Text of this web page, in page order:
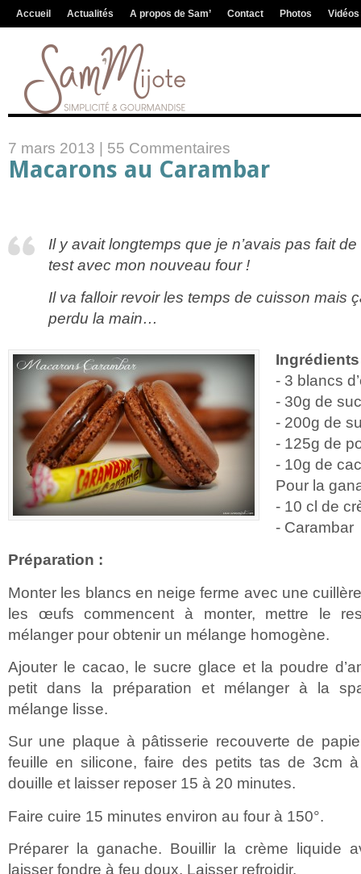
Accueil Actualités A propos de Sam’ Contact Photos Vidéos
7 mars 2013 | 55 Commentaires
Macarons au Carambar
Il y avait longtemps que je n’avais pas fait
test avec mon nouveau four !
Il va falloir revoir les temps de cuisson mais
perdu la main…
- 3 blancs
- 30g de
- 200g de
- 125g de
- 10g de
Pour la
- 10 cl de
- Carambar
Préparation :
Monter les blancs en neige ferme avec une
les œufs commencent à monter, mettre le
mélanger pour obtenir un mélange homogène.
Ajouter le cacao, le sucre glace et la poudre
petit dans la préparation et mélanger à la
mélange lisse.
Sur une plaque à pâtisserie recouverte de
feuille en silicone, faire des petits tas de 3cm à
douille et laisser reposer 15 à 20 minutes.
Faire cuire 15 minutes environ au four à 150°.
Préparer la ganache. Bouillir la crème liquide
laisser fondre à feu doux. Laisser refroidir.